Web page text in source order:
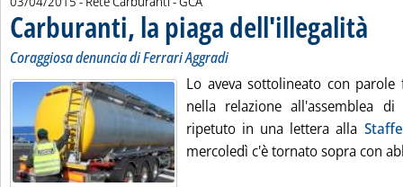
Carburanti, la piaga dell'illegalità
Coraggiosa denuncia di Ferrari Aggradi
Lo aveva sottolineato con
nella relazione all'assemblea
ripetuto in una lettera alla
mercoledì c'è tornato sopra con